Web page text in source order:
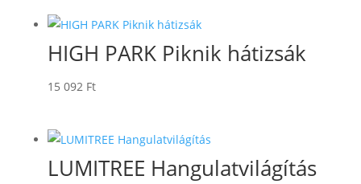
HIGH PARK Piknik hátizsák
15 092 Ft
LUMITREE Hangulatvilágítás